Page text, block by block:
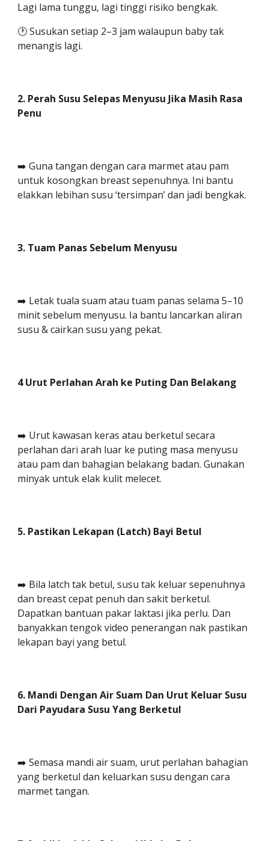
Lagi lama tunggu, lagi tinggi risiko bengkak.
🕐 Susukan setiap 2–3 jam walaupun baby tak
menangis lagi.
2. Perah Susu Selepas Menyusu Jika Masih Rasa
Penu
➡️ Guna tangan dengan cara marmet atau pam
untuk kosongkan breast sepenuhnya. Ini bantu
elakkan lebihan susu ‘tersimpan’ dan jadi bengkak.
3. Tuam Panas Sebelum Menyusu
➡️ Letak tuala suam atau tuam panas selama 5–10
minit sebelum menyusu. Ia bantu lancarkan aliran
susu & cairkan susu yang pekat.
4 Urut Perlahan Arah ke Puting Dan Belakang
➡️ Urut kawasan keras atau berketul secara
perlahan dari arah luar ke puting masa menyusu
atau pam dan bahagian belakang badan. Gunakan
minyak untuk elak kulit melecet.
5. Pastikan Lekapan (Latch) Bayi Betul
➡️ Bila latch tak betul, susu tak keluar sepenuhnya
dan breast cepat penuh dan sakit berketul.
Dapatkan bantuan pakar laktasi jika perlu. Dan
banyakkan tengok video penerangan nak pastikan
lekapan bayi yang betul.
6. Mandi Dengan Air Suam Dan Urut Keluar Susu
Dari Payudara Susu Yang Berketul
➡️ Semasa mandi air suam, urut perlahan bahagian
yang berketul dan keluarkan susu dengan cara
marmet tangan.